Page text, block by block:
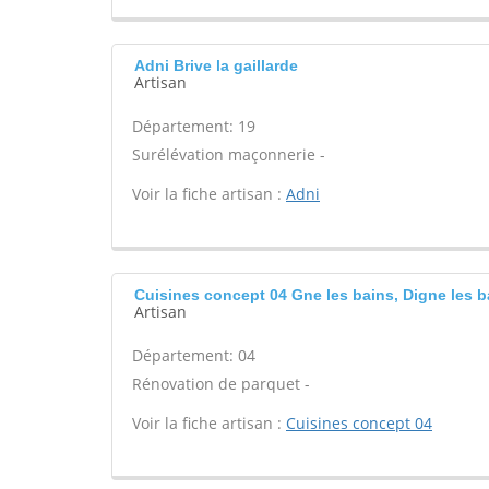
Adni Brive la gaillarde
Artisan
Département: 19
Surélévation maçonnerie -
Voir la fiche artisan : Adni
Cuisines concept 04 Gne les bains, Digne les
Artisan
Département: 04
Rénovation de parquet -
Voir la fiche artisan : Cuisines concept 04